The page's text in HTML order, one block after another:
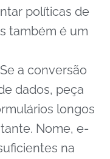
políticas de
também é um
a conversão
dados, peça
longos
Nome, e-
na